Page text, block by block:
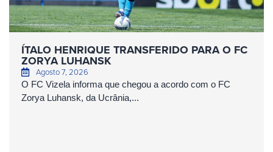
ÍTALO HENRIQUE TRANSFERIDO PARA O FC
ZORYA LUHANSK
Agosto 7, 2026
O FC Vizela informa que chegou a acordo com o FC
Zorya Luhansk, da Ucrânia,...